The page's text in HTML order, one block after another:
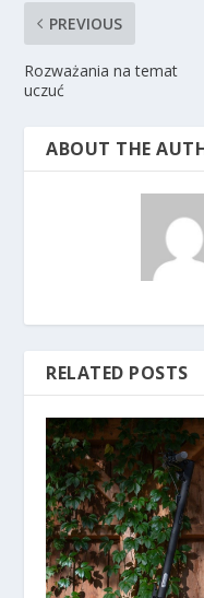
PREVIOUS
Rozważania na temat
uczuć
ABOUT THE
RELATED POSTS